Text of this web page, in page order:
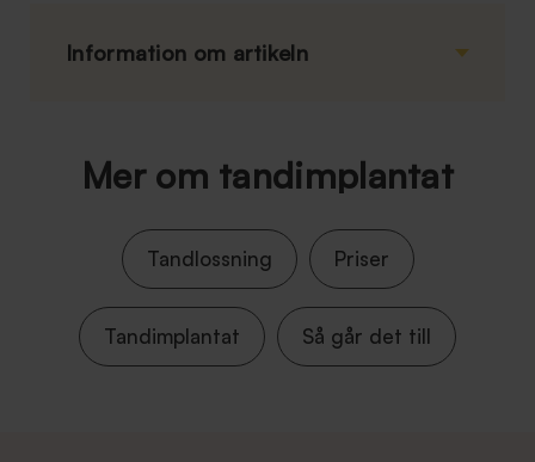
Information om artikeln
Mer om tandimplantat
Tandlossning Priser
Tandimplantat Så går det till